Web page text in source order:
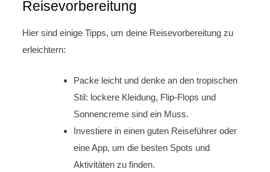
Reisevorbereitung
Hier sind einige Tipps, um deine Reisevorbereitung zu
erleichtern:
Packe leicht und denke an den tropischen
Stil: lockere Kleidung, Flip-Flops und
Sonnencreme sind ein Muss.
Investiere in einen guten Reiseführer oder
eine App, um die besten Spots und
Aktivitäten zu finden.